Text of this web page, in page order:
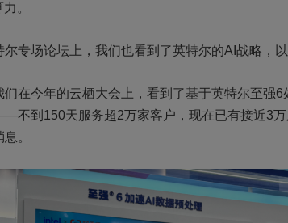
。
专场论坛上，我们也看到了英特尔的AI战略，以
们在今年的云栖大会上，看到了基于英特尔至强
不到150天服务超2万家客户，现在已有接近3
。